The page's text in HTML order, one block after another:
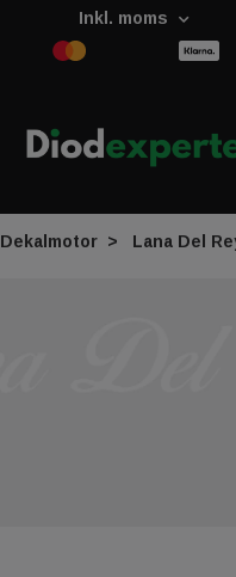
Inkl. moms
Dekalmotor Lana Del